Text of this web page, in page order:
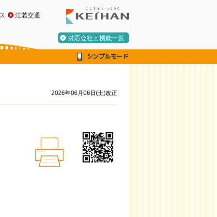
江若交通
対応会社と機能一覧
2026年06月06日(土)改正